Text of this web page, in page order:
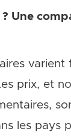
Une
varient
prix, et
les pays